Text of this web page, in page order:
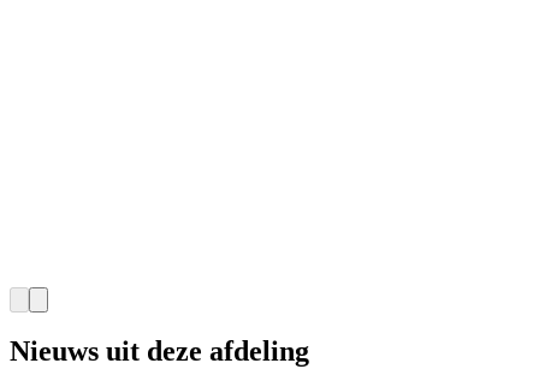
Nieuws uit deze afdeling